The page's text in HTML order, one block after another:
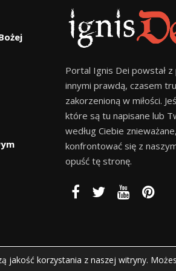
Portal Ignis Dei powstał
innymi prawdą, czasem
zakorzenioną w miłości.
które są tu napisane lub
według Ciebie
konfrontować się z
opuść tę stronę.
jakość korzystania z naszej witryny.